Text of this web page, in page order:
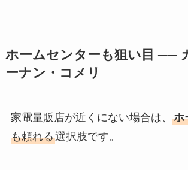
ホームセンターも狙い目 ──
ーナン・コメリ
家電量販店が近くにない場合は、 ホ
も頼れる選択肢です。